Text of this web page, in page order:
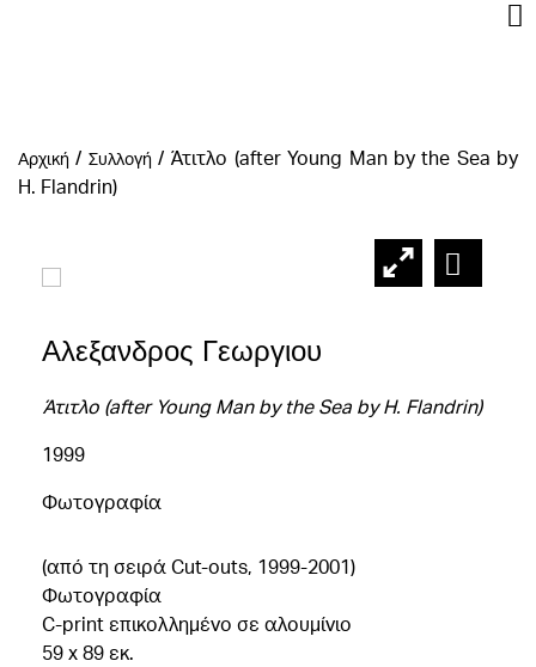
Αρχική / Συλλογή/ Άτιτλο (after Young Man by the Sea by
H. Flandrin)
Αλεξανδρος Γεωργιου
Άτιτλο (after Young Man by the Sea by H. Flandrin)
1999
Φωτογραφία
(από τη σειρά Cut-outs, 1999-2001)
Φωτογραφία
C-print επικολλημένο σε αλουμίνιο
59 x 89 εκ.